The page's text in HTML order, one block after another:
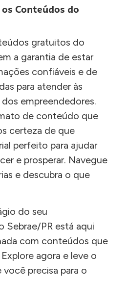
Conteúdos do
gratuitos do
a garantia de estar
confiáveis e de
para atender às
empreendedores.
de conteúdo que
certeza de que
perfeito para ajudar
e prosperar. Navegue
e descubra o que
do seu
Sebrae/PR está aqui
com conteúdos que
agora e leve o
precisa para o